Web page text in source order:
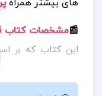
های بیشتر همراهپ
📰مشخصات کتاب
این کتاب که بر
مشروعیت و دانش در